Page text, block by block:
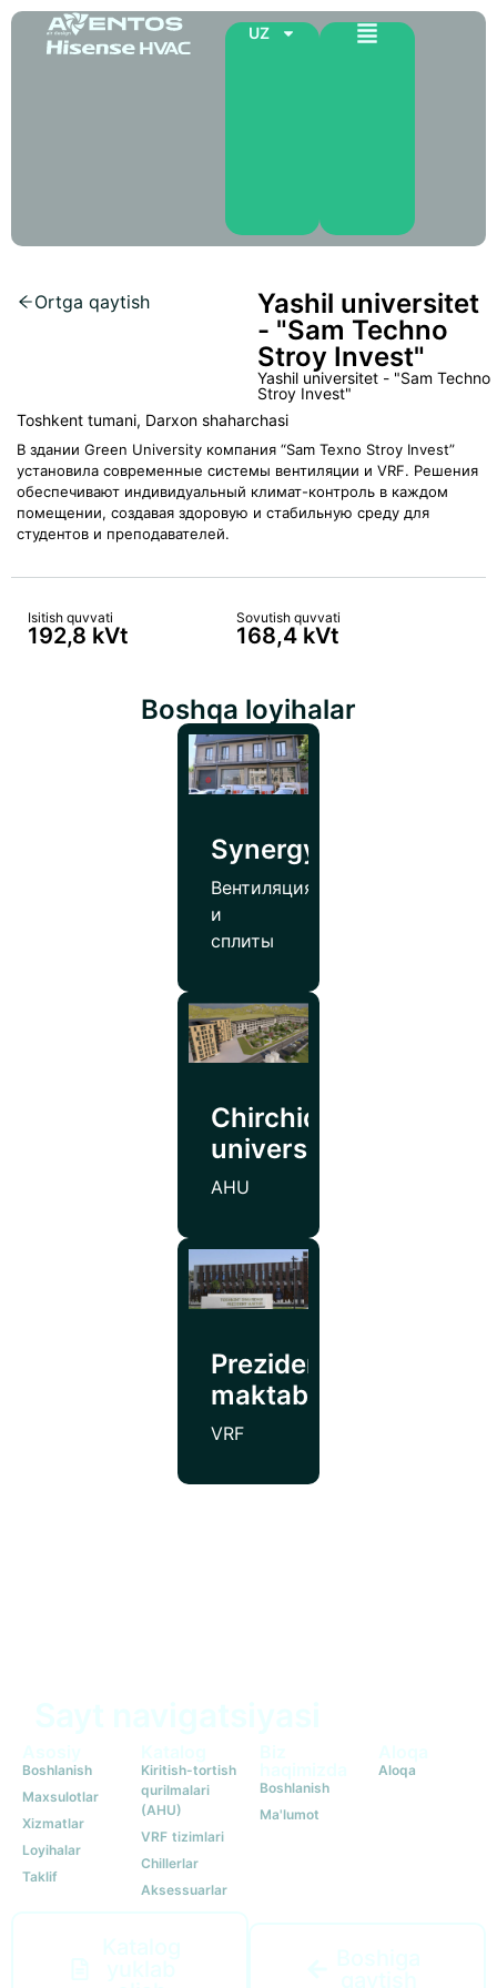
UZ
Ortga qaytish
Yashil universitet
- "Sam Techno
Stroy Invest"
Yashil universitet - "Sam Techno
Stroy Invest"
Toshkent tumani, Darxon shaharchasi
В здании Green University компания “Sam Texno Stroy Invest”
установила современные системы вентиляции и VRF. Решения
обеспечивают индивидуальный климат-контроль в каждом
помещении, создавая здоровую и стабильную среду для
студентов и преподавателей.
Isitish quvvati
192,8 kVt
Sovutish quvvati
168,4 kVt
Boshqa loyihalar
SynergyPharmco
Вентиляция
и
сплиты
Chirchiq
universiteti
AHU
Prezident
maktabi
VRF
Boshlanish
Maxsulotlar
Xizmatlar
Loyihalar
Taklif
Kiritish-tortish
qurilmalari
(AHU)
VRF tizimlari
Chillerlar
Aksessuarlar
Boshlanish
Ma'lumot
Aloqa